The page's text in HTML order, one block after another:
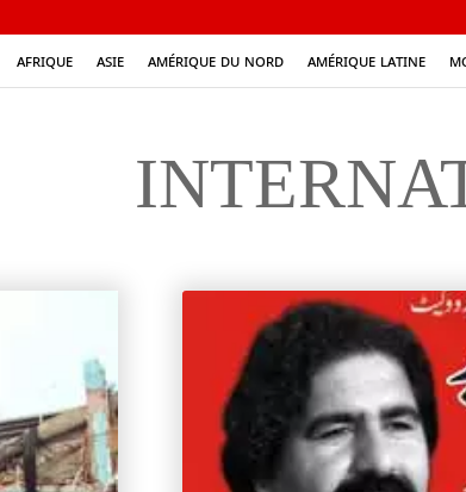
Afrique Asie Amérique du nord Amérique latine